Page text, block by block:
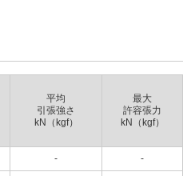
平均
引張強さ
kN（kgf）
最大
許容張力
kN（kgf）
- -